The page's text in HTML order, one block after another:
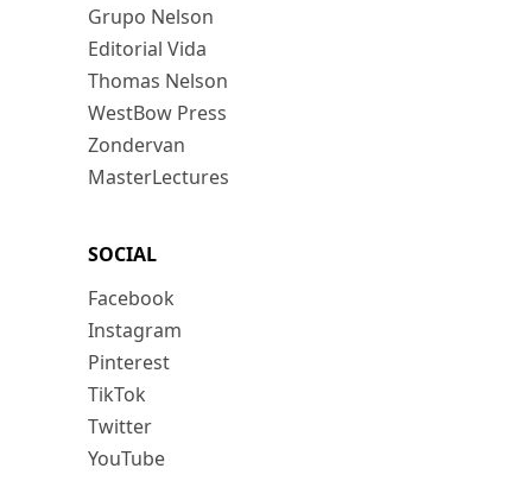
Grupo Nelson
Editorial Vida
Thomas Nelson
WestBow Press
Zondervan
MasterLectures
SOCIAL
Facebook
Instagram
Pinterest
TikTok
Twitter
YouTube